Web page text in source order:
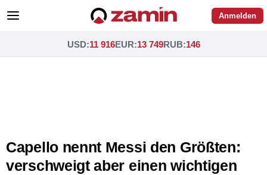
Anmelden
USD:11 916EUR:13 749RUB:146
Capello nennt Messi den Größten:
verschweigt aber einen wichtigen